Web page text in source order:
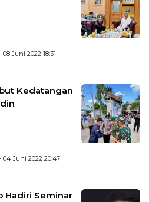
08 Juni 2022 18:31
Kedatangan
04 Juni 2022 20:47
Hadiri Seminar